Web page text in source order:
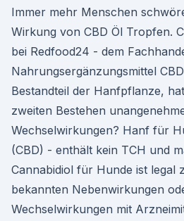
Immer mehr Menschen
Wirkung von CBD Öl Tropfen.
bei Redfood24 - dem
Nahrungsergänzungsmittel
Bestandteil der Hanfpflanze,
zweiten Bestehen
Wechselwirkungen? Hanf für
(CBD) - enthält kein TCH und
Cannabidiol für Hunde ist legal
bekannten Nebenwirkungen
Wechselwirkungen mit